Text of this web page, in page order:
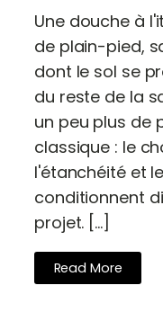
Une douche à
de plain-pied,
dont le sol se
du reste de la
un peu plus de
classique : le
l'étanchéité et
conditionnent
projet. […]
Read More